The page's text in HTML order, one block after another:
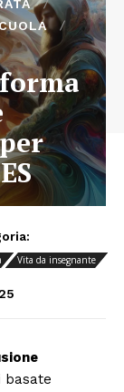
Vita da insegnante
basate